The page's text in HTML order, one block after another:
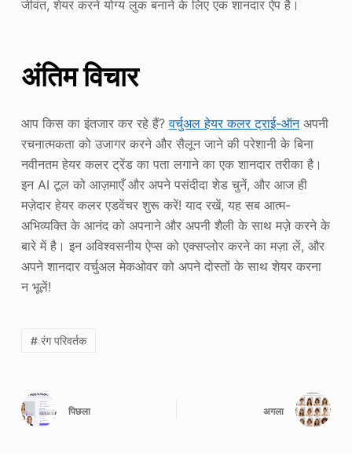
जीवंत, शेयर करने योग्य लुक बनाने के लिए एक शानदार ऐप है।
अंतिम विचार
आप किस का इंतजार कर रहे हैं?वर्चुअल हेयर कलर ट्राई-ऑनअपनी
रचनात्मकता को उजागर करने और सैलून जाने की परेशानी के बिना
नवीनतम हेयर कलर ट्रेंड का पता लगाने का एक शानदार तरीका है।
इन AI टूल को आज़माएँ और अपने पसंदीदा शेड चुनें, और आज ही
मज़ेदार हेयर कलर एडवेंचर शुरू करें! याद रखें, यह सब आत्म-
अभिव्यक्ति के आनंद को अपनाने और अपनी शैली के साथ मज़े करने के
बारे में है। इन अविश्वसनीय ऐप्स को एक्सप्लोर करने का मज़ा लें, और
अपने शानदार वर्चुअल मेकओवर को अपने दोस्तों के साथ शेयर करना
न भूलें!
# रंग परिवर्तक
पिछला अगला